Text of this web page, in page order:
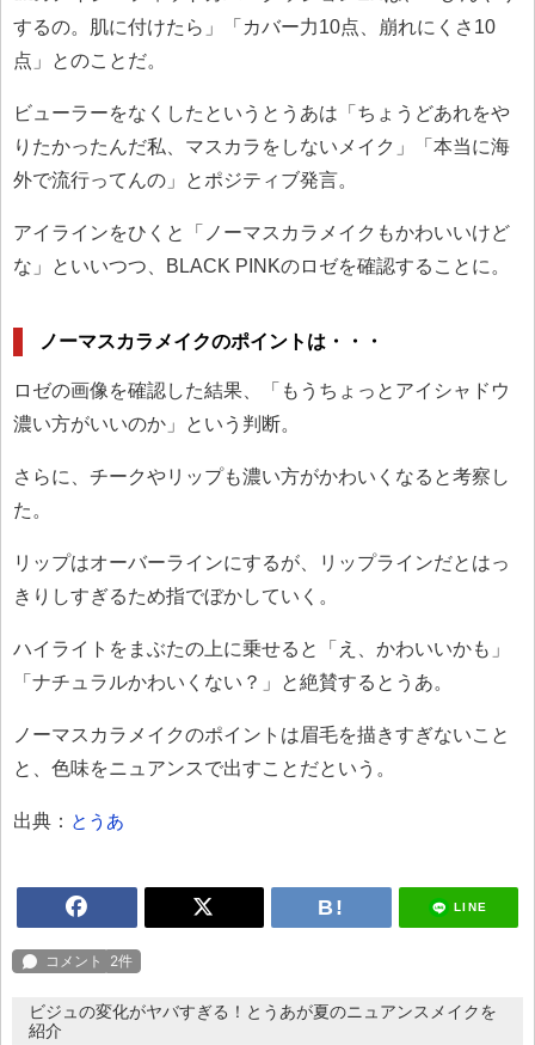
するの。肌に付けたら」「カバー力10点、崩れにくさ10
点」とのことだ。
ビューラーをなくしたというとうあは「ちょうどあれをや
りたかったんだ私、マスカラをしないメイク」「本当に海
外で流行ってんの」とポジティブ発言。
アイラインをひくと「ノーマスカラメイクもかわいいけど
な」といいつつ、BLACK PINKのロゼを確認することに。
ノーマスカラメイクのポイントは・・・
ロゼの画像を確認した結果、「もうちょっとアイシャドウ
濃い方がいいのか」という判断。
さらに、チークやリップも濃い方がかわいくなると考察し
た。
リップはオーバーラインにするが、リップラインだとはっ
きりしすぎるため指でぼかしていく。
ハイライトをまぶたの上に乗せると「え、かわいいかも」
「ナチュラルかわいくない？」と絶賛するとうあ。
ノーマスカラメイクのポイントは眉毛を描きすぎないこと
と、色味をニュアンスで出すことだという。
出典： とうあ
LINE
ビジュの変化がヤバすぎる！とうあが夏のニュアンスメイクを
紹介